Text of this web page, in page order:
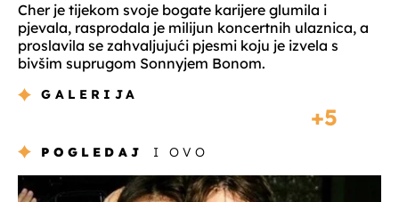
Cher je tijekom svoje bogate karijere glumila i
pjevala, rasprodala je milijun koncertnih ulaznica, a
proslavila se zahvaljujući pjesmi koju je izvela s
bivšim suprugom Sonnyjem Bonom.
GALERIJA
5
POGLEDAJ I OVO